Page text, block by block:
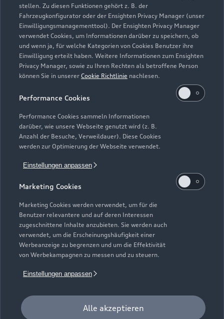
stellen. Zu diesen Funktionen gehört z. B. der
Fahrzeugkonfigurator oder der Ensighten Privacy Manager (unser
Einwilligungsmanagementtool). Der Ensighten Privacy Manager
verwendet Cookies, um Informationen darüber zu speichern, ob
und wenn ja, für welche Kategorien von Cookies Benutzer ihre
Einwilligung erteilt haben. Weitere Informationen zum Ensighten
Privacy Manager, sowie zu Ihren Rechten als betroffene Person
können Sie in unserer Cookie Richtlinie nachlesen.
Performance Cookies
Performance Cookies sammeln Informationen
darüber, wie unsere Webseite genutzt wird (z. B.
Anzahl der Besuche, Verweildauer). Diese Cookies
werden zur Optimierung der Webseite verwendet.
Einstellungen anpassen
Marketing Cookies
Marketing Cookies werden verwendet, um für die
Benutzer relevantere und auf deren Interessen
zugeschnittene Inhalte anzubieten. Sie werden auch
verwendet, um die Erscheinungshäufigkeit einer
Werbeanzeige zu begrenzen und um die Effektivität
von Werbekampagnen zu messen und zu steuern.
Einstellungen anpassen
Alle akzeptieren
Modelle
Alle Modelle
Modelle vergleichen
Elektromodelle
Plug-in-Hybride
Kaufen & leasen
Gebrauchtwagensuche
Gebrauchtwagen
Finanzierung
Aktionen & Angebote
Geschäftskunden
Service & Zubehör
Audi Services
Garantie
Audi digital services
myAudi
Kundenservice
Audi Online Beratung
Online-Terminvereinbarung
Servicekontakt
Bordbuch & Bedienungsanleitungen
Verträge kündigen
Über Audi
Unternehmen
Karriere
Investor Relations
Presse & Media Center
Datenschutz
© 2026 AUDI AG. Alle Rechte vorbehalten
Impressum Rechtliches
Hinweisgebersystem
Datenschutzinformation
Digital Services Act
EU Data Act